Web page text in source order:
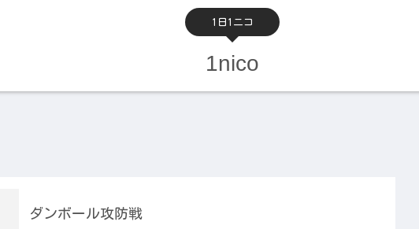
1日1ニコ
1nico
ダンボール攻防戦